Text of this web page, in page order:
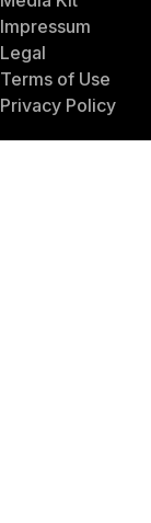
Impressum
Legal
Terms of Use
Privacy Policy